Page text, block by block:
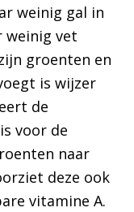
weinig gal in
weinig vet
groenten en
is wijzer
de
voor de
naar
deze ook
vitamine A.